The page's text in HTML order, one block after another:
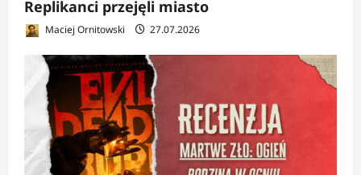
Replikanci przejęli miasto
Maciej Ornitowski 27.07.2026